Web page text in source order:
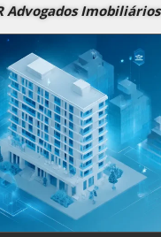
Advogados Imobiliários